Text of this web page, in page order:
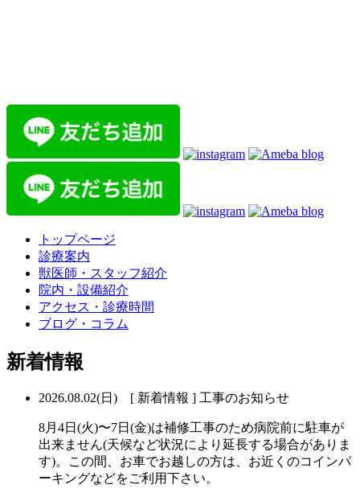
トップページ
診療案内
獣医師・スタッフ紹介
院内・設備紹介
アクセス・診療時間
ブログ・コラム
新着情報
2026.08.02(日) [ 新着情報 ] 工事のお知らせ
8月4日(火)〜7日(金)は補修工事のため病院前に駐車が
出来ません(天候など状況により延長する場合がありま
す)。この間、お車でお越しの方は、お近くのコインパ
ーキングなどをご利用下さい。